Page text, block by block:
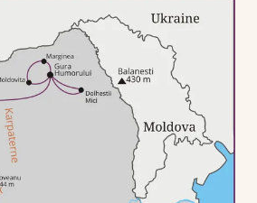
der er rejseleder på turen.
flydende dansk, og med sine
skaber hun en helt igennem unik
Vi besøger hendes venner og
hos dem og hører om, samt ser,
på landet i Rumænien er. Overalt
med Rumæniens hjertelige